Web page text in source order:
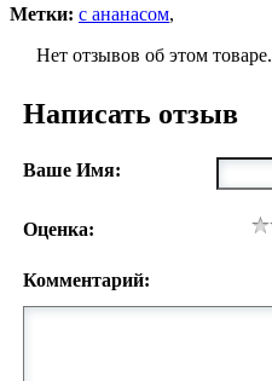
Метки: с ананасом,
Нет отзывов об этом товаре.
Написать отзыв
Ваше Имя:
Оценка:
Комментарий: